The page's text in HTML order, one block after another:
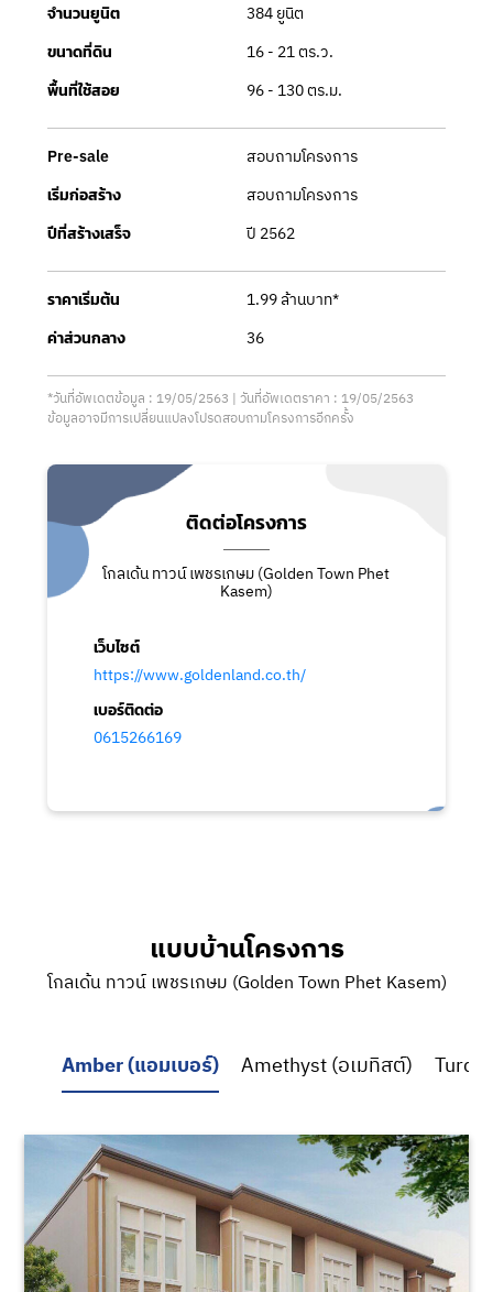
จำนวนยูนิต 384 ยูนิต
ขนาดที่ดิน 16 - 21 ตร.ว.
พื้นที่ใช้สอย 96 - 130 ตร.ม.
Pre-sale สอบถามโครงการ
เริ่มก่อสร้าง สอบถามโครงการ
ปีที่สร้างเสร็จ ปี 2562
ราคาเริ่มต้น 1.99 ล้านบาท*
ค่าส่วนกลาง 36
*วันที่อัพเดตข้อมูล : 19/05/2563 | วันที่อัพเดตราคา : 19/05/2563
ข้อมูลอาจมีการเปลี่ยนแปลงโปรดสอบถามโครงการอีกครั้ง
ติดต่อโครงการ
โกลเด้น ทาวน์ เพชรเกษม (Golden Town Phet
Kasem)
เว็บไซต์
https://www.goldenland.co.th/
เบอร์ติดต่อ
0615266169
แบบบ้านโครงการ
โกลเด้น ทาวน์ เพชรเกษม (Golden Town Phet Kasem)
Amber (แอมเบอร์) Amethyst (อเมทิสต์)